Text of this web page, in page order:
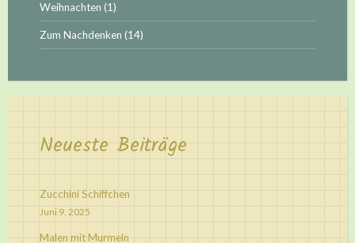
Weihnachten (1)
Zum Nachdenken (14)
Neueste Beiträge
Zucchini Schiffchen
Juni 9, 2025
Malen mit Murmeln